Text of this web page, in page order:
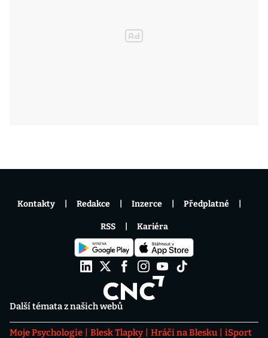
Další témata z našich webů
Moje Psychologie Blesk Tlapky Hráči na Blesku
iSport
Kontakty Redakce Inzerce Předplatné
RSS Kariéra